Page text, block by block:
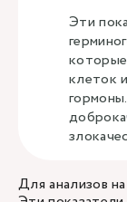
Эти
клеток
Для анализов